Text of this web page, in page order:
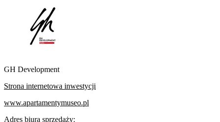
GH Development
Strona internetowa inwestycji
www.apartamentymuseo.pl
Adres biura sprzedaży: